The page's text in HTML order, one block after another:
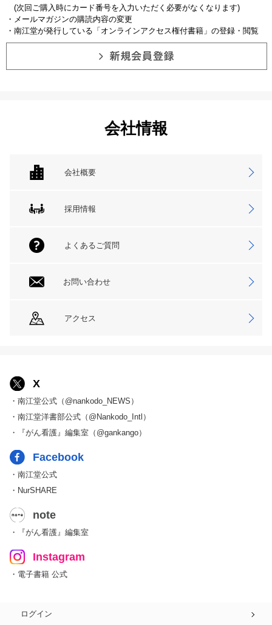
(次回ご購入時にカード番号を入力いただく必要がなくなります)
・メールマガジンの購読内容の変更
・南江堂が発行している「オンラインアクセス権付書籍」の登録・閲覧
会社情報
会社概要
採用情報
よくあるご質問
お問い合わせ
アクセス
X
・南江堂公式（@nankodo_NEWS）
・南江堂洋書部公式（@Nankodo_Intl）
・『がん看護』編集室（@gankango）
Facebook
・南江堂公式
・NurSHARE
note
・『がん看護』編集室
Instagram
・電子書籍 公式
ログイン